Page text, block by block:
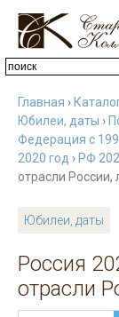
Главная ›
Юбилеи, даты ›
Федерация с
2020 год › РФ
отрасли России,
Юбилеи, даты
Россия
отрасли